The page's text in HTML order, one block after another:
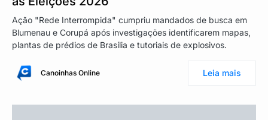
Ação "Rede Interrompida" cumpriu mandados de busca em
Blumenau e Corupá após investigações identificarem mapas,
plantas de prédios de Brasília e tutoriais de explosivos.
Canoinhas Online Leia mais